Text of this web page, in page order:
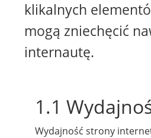
klikalnych
mogą zniechęcić
internautę.
1.1
Wydajność strony